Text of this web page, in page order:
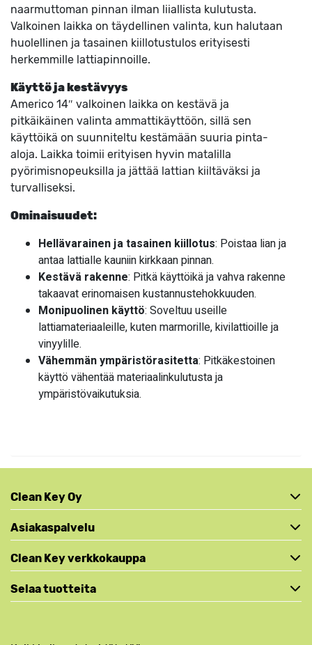
naarmuttoman pinnan ilman liiallista kulutusta.
Valkoinen laikka on täydellinen valinta, kun halutaan
huolellinen ja tasainen kiillotustulos erityisesti
herkemmille lattiapinnoille.
Käyttö ja kestävyys
Americo 14″ valkoinen laikka on kestävä ja
pitkäikäinen valinta ammattikäyttöön, sillä sen
käyttöikä on suunniteltu kestämään suuria pinta-
aloja. Laikka toimii erityisen hyvin matalilla
pyörimisnopeuksilla ja jättää lattian kiiltäväksi ja
turvalliseksi.
Ominaisuudet:
Hellävarainen ja tasainen kiillotus: Poistaa lian ja
antaa lattialle kauniin kirkkaan pinnan.
Kestävä rakenne: Pitkä käyttöikä ja vahva rakenne
takaavat erinomaisen kustannustehokkuuden.
Monipuolinen käyttö: Soveltuu useille
lattiamateriaaleille, kuten marmorille, kivilattioille ja
vinyylille.
Vähemmän ympäristörasitetta: Pitkäkestoinen
käyttö vähentää materiaalinkulutusta ja
ympäristövaikutuksia.
Clean Key Oy
Asiakaspalvelu
Clean Key verkkokauppa
Selaa tuotteita